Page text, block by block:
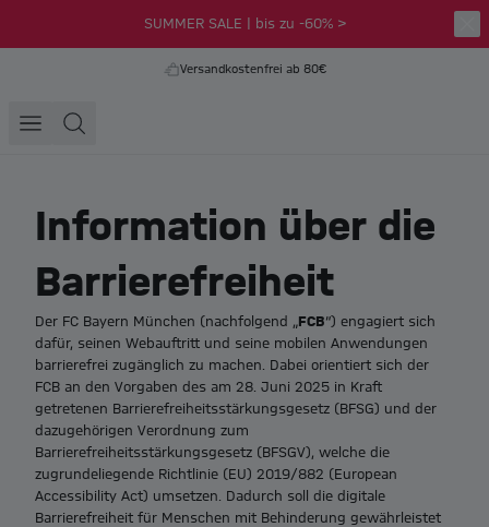
SUMMER SALE | bis zu -60% >
Versandkostenfrei ab 80€
Information über die
Barrierefreiheit
Der FC Bayern München (nachfolgend „FCB“) engagiert sich
dafür, seinen Webauftritt und seine mobilen Anwendungen
barrierefrei zugänglich zu machen. Dabei orientiert sich der
FCB an den Vorgaben des am 28. Juni 2025 in Kraft
getretenen Barrierefreiheitsstärkungsgesetz (BFSG) und der
dazugehörigen Verordnung zum
Barrierefreiheitsstärkungsgesetz (BFSGV), welche die
zugrundeliegende Richtlinie (EU) 2019/882 (European
Accessibility Act) umsetzen. Dadurch soll die digitale
Barrierefreiheit für Menschen mit Behinderung gewährleistet